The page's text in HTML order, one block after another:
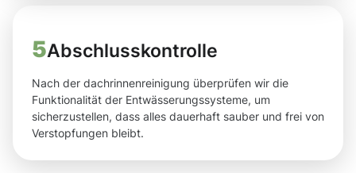
5Abschlusskontrolle
Nach der dachrinnenreinigung überprüfen wir die
Funktionalität der Entwässerungssysteme, um
sicherzustellen, dass alles dauerhaft sauber und frei von
Verstopfungen bleibt.